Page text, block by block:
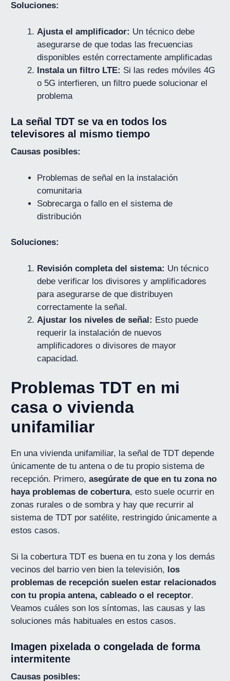
Soluciones:
Ajusta el amplificador: Un técnico debe
asegurarse de que todas las frecuencias
disponibles estén correctamente amplificadas
Instala un filtro LTE: Si las redes móviles 4G
o 5G interfieren, un filtro puede solucionar el
problema
La señal TDT se va en todos los
televisores al mismo tiempo
Causas posibles:
Problemas de señal en la instalación
comunitaria
Sobrecarga o fallo en el sistema de
distribución
Soluciones:
Revisión completa del sistema: Un técnico
debe verificar los divisores y amplificadores
para asegurarse de que distribuyen
correctamente la señal.
Ajustar los niveles de señal: Esto puede
requerir la instalación de nuevos
amplificadores o divisores de mayor
capacidad.
Problemas TDT en mi
casa o vivienda
unifamiliar
En una vivienda unifamiliar, la señal de TDT depende
únicamente de tu antena o de tu propio sistema de
recepción. Primero,asegúrate de que en tu zona no
haya problemas de cobertura, esto suele ocurrir en
zonas rurales o de sombra y hay que recurrir al
sistema de TDT por satélite, restringido únicamente a
estos casos.
Si la cobertura TDT es buena en tu zona y los demás
vecinos del barrio ven bien la televisión, los
problemas de recepción suelen estar relacionados
con tu propia antena, cableado o el receptor.
Veamos cuáles son los síntomas, las causas y las
soluciones más habituales en estos casos.
Imagen pixelada o congelada de forma
intermitente
Causas posibles: